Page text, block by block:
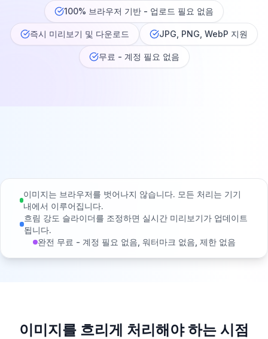
100% 브라우저 기반 - 업로드 필요 없음
즉시 미리보기 및 다운로드 JPG, PNG, WebP 지원
무료 - 계정 필요 없음
이미지는 브라우저를 벗어나지 않습니다. 모든 처리는 기기
내에서 이루어집니다.
흐림 강도 슬라이더를 조정하면 실시간 미리보기가 업데이트
됩니다.
완전 무료 - 계정 필요 없음, 워터마크 없음, 제한 없음
이미지를 흐리게 처리해야 하는 시점